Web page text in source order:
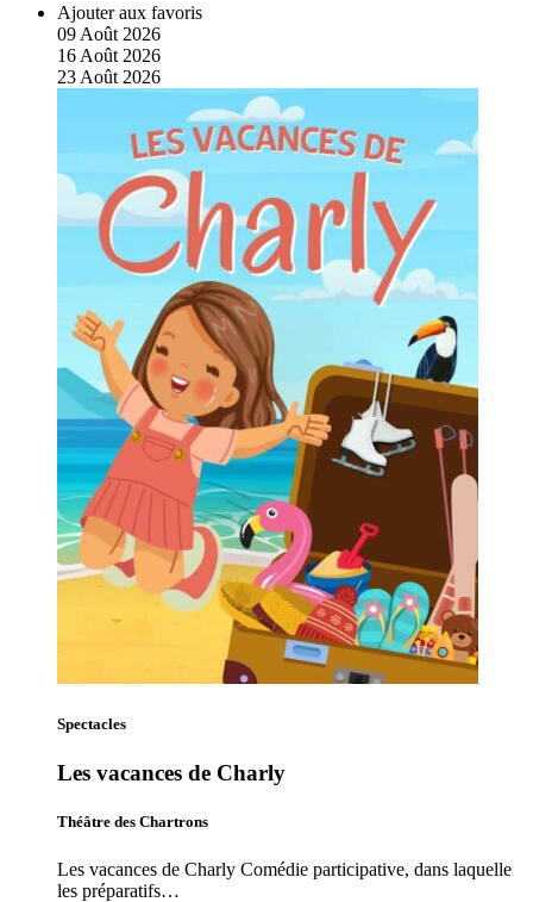
Ajouter aux favoris
09 Août 2026
16 Août 2026
23 Août 2026
Spectacles
Les vacances de Charly
Théâtre des Chartrons
Les vacances de Charly Comédie participative, dans laquelle
les préparatifs…